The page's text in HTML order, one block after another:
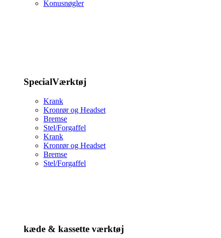
Konusnøgler
SpecialVærktøj
Krank
Kronrør og Headset
Bremse
Stel/Forgaffel
Krank
Kronrør og Headset
Bremse
Stel/Forgaffel
kæde & kassette værktøj